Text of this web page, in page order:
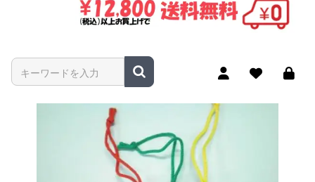
商品名やキーワードを入力